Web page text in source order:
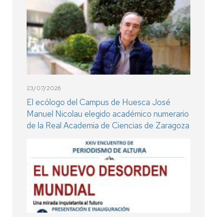
23/07/2026
El ecólogo del Campus de Huesca José
Manuel Nicolau elegido académico numerario
de la Real Academia de Ciencias de Zaragoza